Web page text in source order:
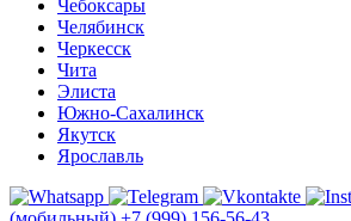
Чебоксары
Челябинск
Черкесск
Чита
Элиста
Южно-Сахалинск
Якутск
Ярославль